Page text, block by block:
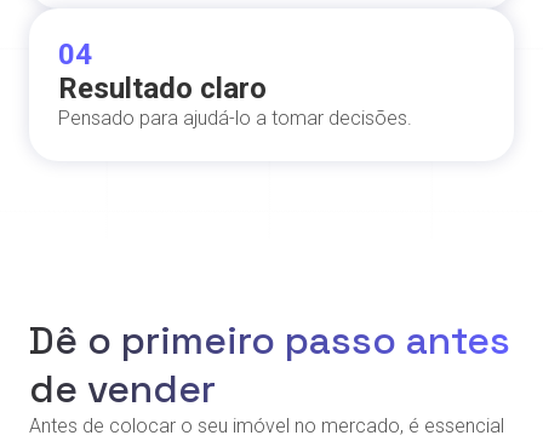
04
Resultado claro
Pensado para ajudá-lo a tomar decisões.
Dê o primeiro passo antes
de vender
Antes de colocar o seu imóvel no mercado, é essencial